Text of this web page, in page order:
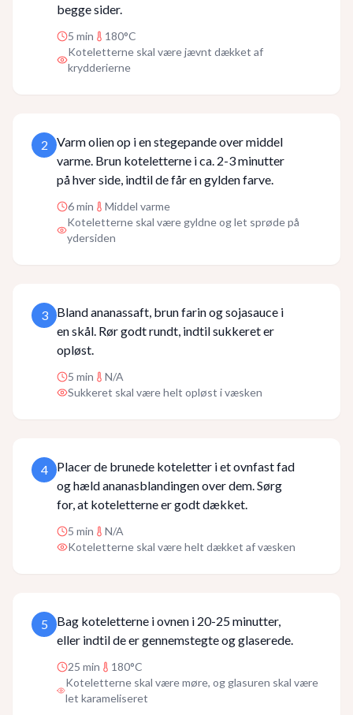
begge sider.
5 min
180°C
Koteletterne skal være jævnt dækket af
krydderierne
2
Varm olien op i en stegepande over middel
varme. Brun koteletterne i ca. 2-3 minutter
på hver side, indtil de får en gylden farve.
6min
Middel varme
Koteletterne skal være gyldne og let sprøde på
ydersiden
3
Bland ananassaft, brun farin og sojasauce i
en skål. Rør godt rundt, indtil sukkeret er
opløst.
5 min
N/A
Sukkeret skal være helt opløst i væsken
4
Placer de brunede koteletter i et ovnfast fad
og hæld ananasblandingen over dem. Sørg
for, at koteletterne er godt dækket.
5 min
N/A
Koteletterne skal være helt dækket af væsken
5
Bag koteletterne i ovnen i 20-25 minutter,
eller indtil de er gennemstegte og glaserede.
25 min
180°C
Koteletterne skal være møre, og glasuren skal være
let karameliseret